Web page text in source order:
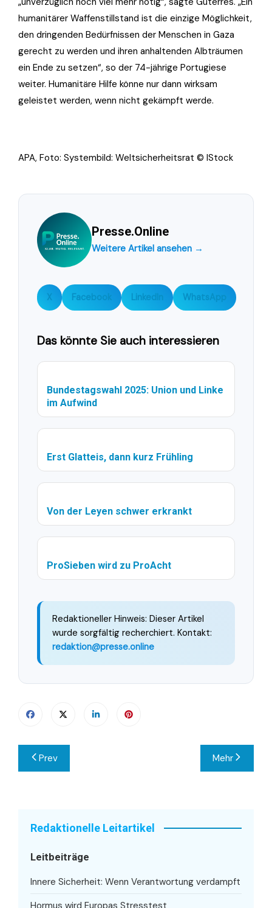
humanitärer Waffenstillstand ist die einzige Möglichkeit,
den dringenden Bedürfnissen der Menschen in Gaza
gerecht zu werden und ihren anhaltenden Albträumen
ein Ende zu setzen“, so der 74-jährige Portugiese
weiter. Humanitäre Hilfe könne nur dann wirksam
geleistet werden, wenn nicht gekämpft werde.
APA, Foto: Systembild: Weltsicherheitsrat © IStock
Presse.Online
Weitere Artikel ansehen →
X Facebook LinkedIn WhatsApp
Das könnte Sie auch interessieren
Bundestagswahl 2025: Union und Linke
im Aufwind
Erst Glatteis, dann kurz Frühling
Von der Leyen schwer erkrankt
ProSieben wird zu ProAcht
Redaktioneller Hinweis: Dieser Artikel
wurde sorgfältig recherchiert. Kontakt:
redaktion@presse.online
Beitragsnavigation
Prev Mehr
Redaktionelle Leitartikel
Leitbeiträge
Innere Sicherheit: Wenn Verantwortung verdampft